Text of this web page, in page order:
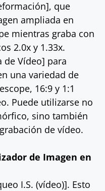
que
ampliada en
mientras graba con
2.0x y 1.33x.
de Vídeo] para
una variedad de
16:9 y 1:1
Puede utilizarse no
sino también
de vídeo.
de Imagen en
I.S. (vídeo)]. Esto